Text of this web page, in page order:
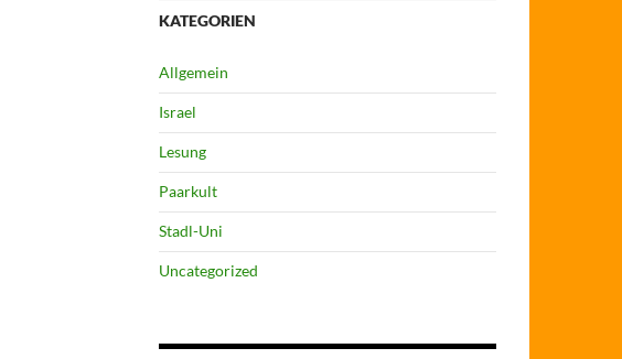
KATEGORIEN
Allgemein
Israel
Lesung
Paarkult
Stadl-Uni
Uncategorized